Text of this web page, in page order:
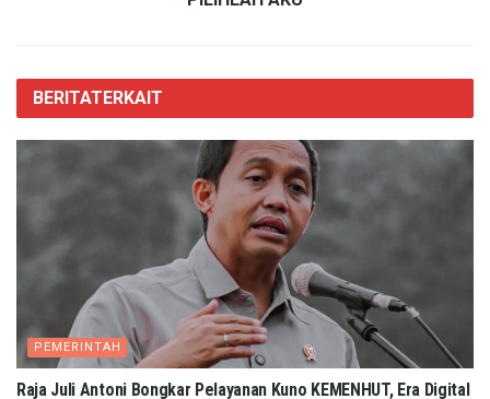
BERITATERKAIT
PEMERINTAH
Raja Juli Antoni Bongkar Pelayanan Kuno KEMENHUT, Era Digital